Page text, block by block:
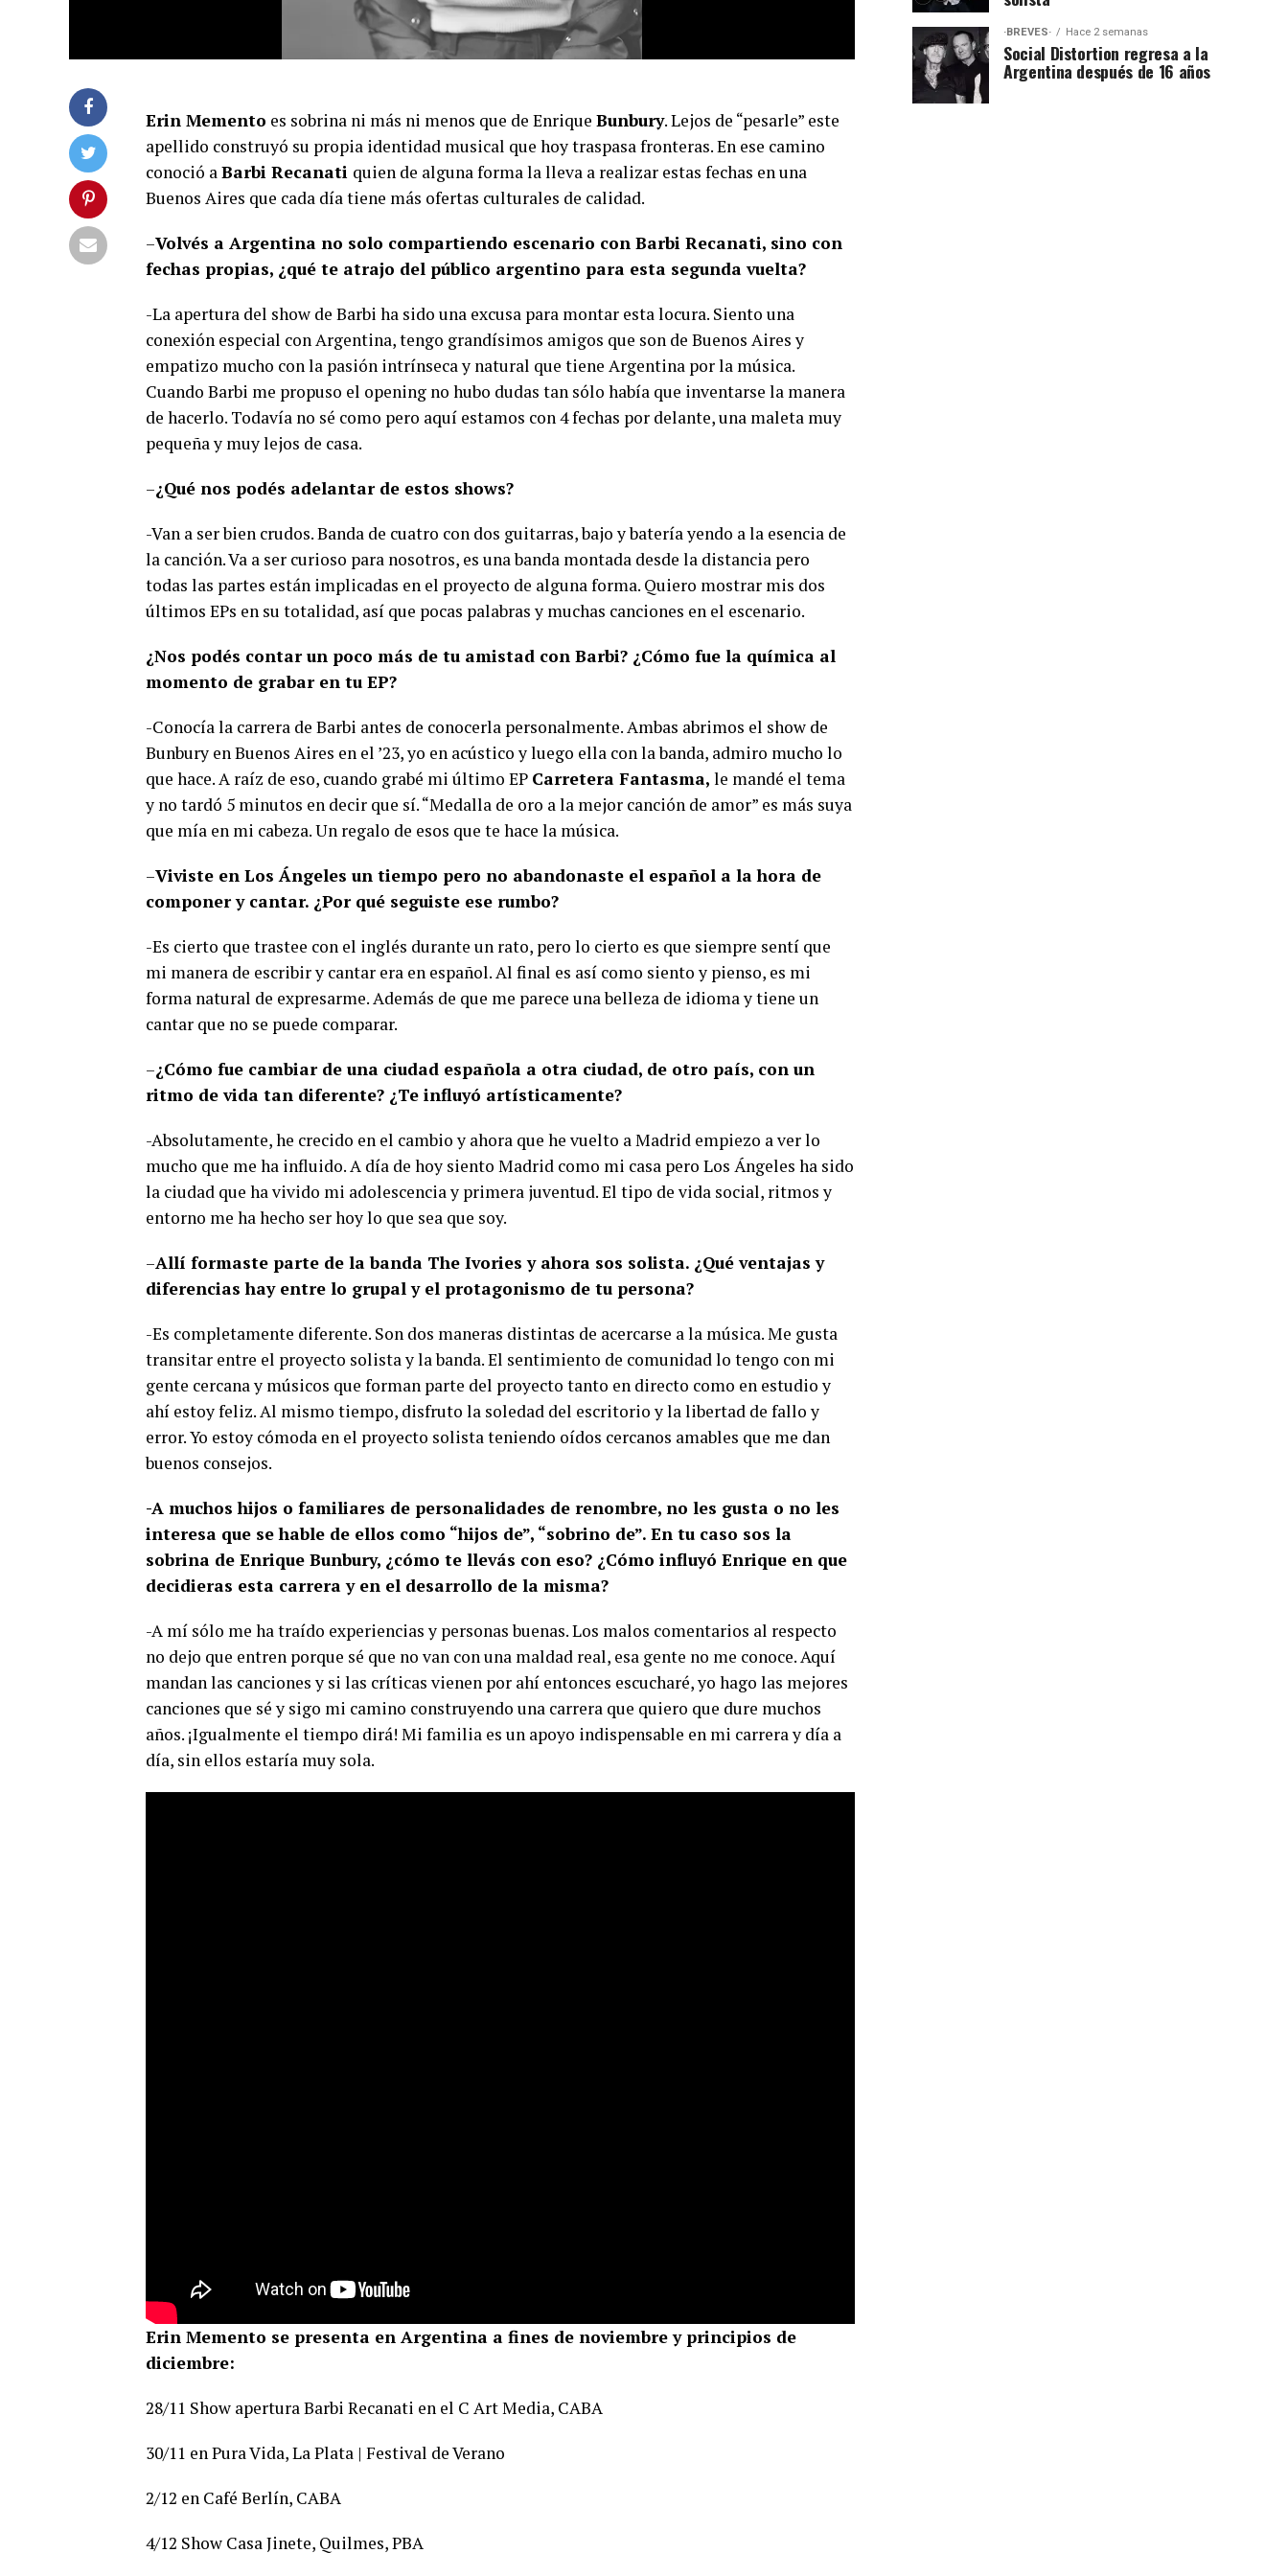
Erin Memento es sobrina ni más ni menos que de Enrique Bunbury. Lejos de “pesarle” este
apellido construyó su propia identidad musical que hoy traspasa fronteras. En ese camino
conoció aBarbi Recanati quien de alguna forma la lleva a realizar estas fechas en una
Buenos Aires que cada día tiene más ofertas culturales de calidad.
–Volvés a Argentina no solo compartiendo escenario con Barbi Recanati, sino con
fechas propias, ¿qué te atrajo del público argentino para esta segunda vuelta?
-La apertura del show de Barbi ha sido una excusa para montar esta locura. Siento una
conexión especial con Argentina, tengo grandísimos amigos que son de Buenos Aires y
empatizo mucho con la pasión intrínseca y natural que tiene Argentina por la música.
Cuando Barbi me propuso el opening no hubo dudas tan sólo había que inventarse la manera
de hacerlo. Todavía no sé como pero aquí estamos con 4 fechas por delante, una maleta muy
pequeña y muy lejos de casa.
–¿Qué nos podés adelantar de estos shows?
-Van a ser bien crudos. Banda de cuatro con dos guitarras, bajo y batería yendo a la esencia de
la canción. Va a ser curioso para nosotros, es una banda montada desde la distancia pero
todas las partes están implicadas en el proyecto de alguna forma. Quiero mostrar mis dos
últimos EPs en su totalidad, así que pocas palabras y muchas canciones en el escenario.
¿Nos podés contar un poco más de tu amistad con Barbi? ¿Cómo fue la química al
momento de grabar en tu EP?
-Conocía la carrera de Barbi antes de conocerla personalmente. Ambas abrimos el show de
Bunbury en Buenos Aires en el ’23, yo en acústico y luego ella con la banda, admiro mucho lo
que hace. A raíz de eso, cuando grabé mi último EP Carretera Fantasma, le mandé el tema
y no tardó 5 minutos en decir que sí. “Medalla de oro a la mejor canción de amor” es más suya
que mía en mi cabeza. Un regalo de esos que te hace la música.
–Viviste en Los Ángeles un tiempo pero no abandonaste el español a la hora de
componer y cantar. ¿Por qué seguiste ese rumbo?
-Es cierto que trastee con el inglés durante un rato, pero lo cierto es que siempre sentí que
mi manera de escribir y cantar era en español. Al final es así como siento y pienso, es mi
forma natural de expresarme. Además de que me parece una belleza de idioma y tiene un
cantar que no se puede comparar.
–¿Cómo fue cambiar de una ciudad española a otra ciudad, de otro país, con un
ritmo de vida tan diferente? ¿Te influyó artísticamente?
-Absolutamente, he crecido en el cambio y ahora que he vuelto a Madrid empiezo a ver lo
mucho que me ha influido. A día de hoy siento Madrid como mi casa pero Los Ángeles ha sido
la ciudad que ha vivido mi adolescencia y primera juventud. El tipo de vida social, ritmos y
entorno me ha hecho ser hoy lo que sea que soy.
–Allí formaste parte de la banda The Ivories y ahora sos solista. ¿Qué ventajas y
diferencias hay entre lo grupal y el protagonismo de tu persona?
-Es completamente diferente. Son dos maneras distintas de acercarse a la música. Me gusta
transitar entre el proyecto solista y la banda. El sentimiento de comunidad lo tengo con mi
gente cercana y músicos que forman parte del proyecto tanto en directo como en estudio y
ahí estoy feliz. Al mismo tiempo, disfruto la soledad del escritorio y la libertad de fallo y
error. Yo estoy cómoda en el proyecto solista teniendo oídos cercanos amables que me dan
buenos consejos.
-A muchos hijos o familiares de personalidades de renombre, no les gusta o no les
interesa que se hable de ellos como “hijos de”, “sobrino de”. En tu caso sos la
sobrina de Enrique Bunbury, ¿cómo te llevás con eso? ¿Cómo influyó Enrique en que
decidieras esta carrera y en el desarrollo de la misma?
-A mí sólo me ha traído experiencias y personas buenas. Los malos comentarios al respecto
no dejo que entren porque sé que no van con una maldad real, esa gente no me conoce. Aquí
mandan las canciones y si las críticas vienen por ahí entonces escucharé, yo hago las mejores
canciones que sé y sigo mi camino construyendo una carrera que quiero que dure muchos
años. ¡Igualmente el tiempo dirá! Mi familia es un apoyo indispensable en mi carrera y día a
día, sin ellos estaría muy sola.
Erin Memento se presenta en Argentina a fines de noviembre y principios de
diciembre:
28/11 Show apertura Barbi Recanati en el C Art Media, CABA
30/11 en Pura Vida, La Plata | Festival de Verano
2/12 en Café Berlín, CABA
4/12 Show Casa Jinete, Quilmes, PBA
·BREVES· Hace 2 semanas
Social Distortion regresa a la
Argentina después de 16 años